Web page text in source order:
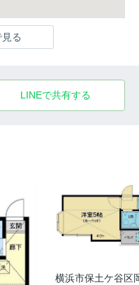
る
LINEで共有する
横浜市保土ケ谷区